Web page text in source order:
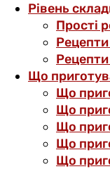
Рівень
Прості
Рецепти
Що
Що
Що
Що
Що
Що